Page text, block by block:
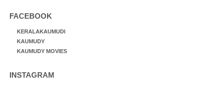
FACEBOOK
KERALAKAUMUDI
KAUMUDY
KAUMUDY MOVIES
INSTAGRAM